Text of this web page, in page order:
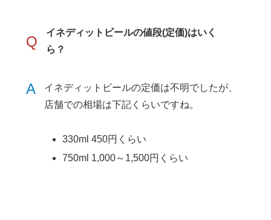
Q
イネディットビールの値段(定価)はいく
ら？
A
イネディットビールの定価は不明でしたが、
店舗での相場は下記くらいですね。
330ml 450円くらい
750ml 1,000～1,500円くらい